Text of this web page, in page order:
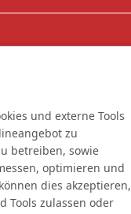
und externe Tools
zu
betreiben, sowie
optimieren und
dies akzeptieren,
Tools zulassen oder